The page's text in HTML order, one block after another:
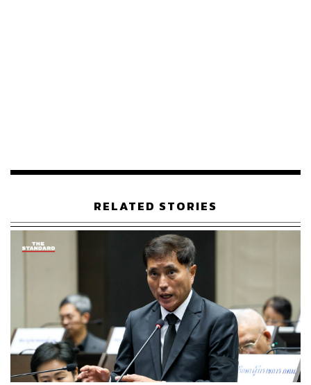
ส่วนในช่วงบ่าย คณะของพรรคประชาธิปัตย์จะเดินทางไปยัง
เขต 25 (เขตทุ่งครุ เขตราษฎร์บูรณะ – ยกเว้นแขวงบางปะ
กอก) เพื่อลงพื้นที่ช่วย ชยิน พึ่งสาย ผู้สมัครหมายเลข 2 พบปะ
พี่น้องประชาชนย่านตลาดใหม่ทุ่งครุ (ประชาอุทิศ 59, 61)
และตลาดยิ่งรวย 76 (ประชาอุทิศ 76) เพื่อตอกย้ำความมุ่งมั่น
ในการดูแลคนกรุงเทพฯ ในทุกพื้นที่
RELATED STORIES